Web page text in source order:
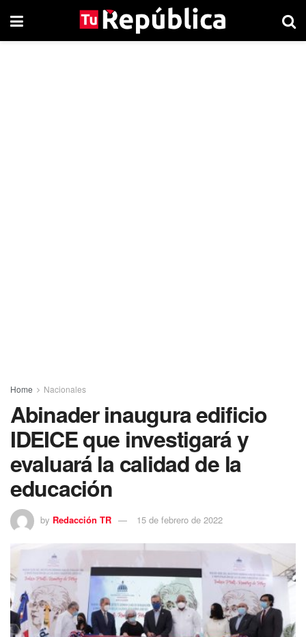
Home Nacionales
Abinader inaugura edificio
IDEICE que investigará y
evaluará la calidad de la
educación
by Redacción TR 15 de febrero de 2022